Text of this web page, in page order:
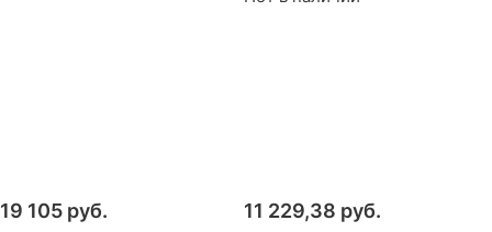
19 105 руб.
11 229,38 руб.